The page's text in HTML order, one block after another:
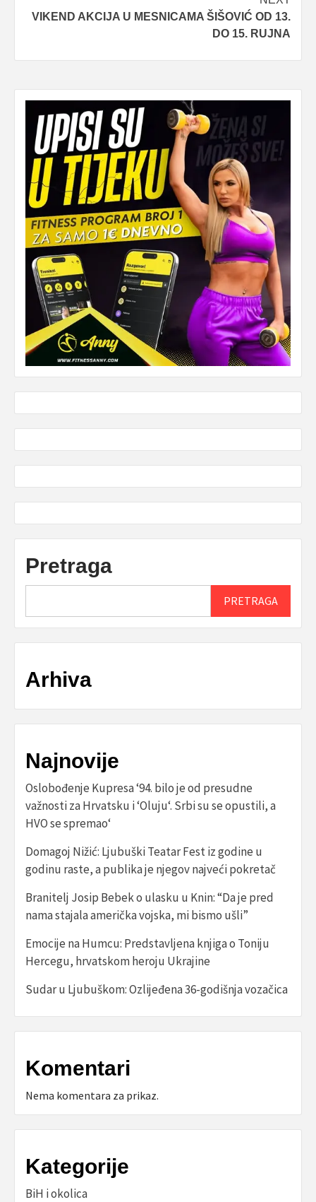
VIKEND AKCIJA U MESNICAMA ŠIŠOVIĆ OD 13.
DO 15. RUJNA
Pretraga
PRETRAGA
Arhiva
Najnovije
Oslobođenje Kupresa ‘94. bilo je od presudne
važnosti za Hrvatsku i ‘Oluju‘. Srbi su se opustili, a
HVO se spremao‘
Domagoj Nižić: Ljubuški Teatar Fest iz godine u
godinu raste, a publika je njegov najveći pokretač
Branitelj Josip Bebek o ulasku u Knin: “Da je pred
nama stajala američka vojska, mi bismo ušli”
Emocije na Humcu: Predstavljena knjiga o Toniju
Hercegu, hrvatskom heroju Ukrajine
Sudar u Ljubuškom: Ozlijeđena 36-godišnja vozačica
Komentari
Nema komentara za prikaz.
Kategorije
BiH i okolica